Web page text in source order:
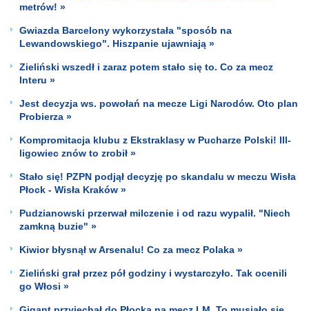
metrów! »
Gwiazda Barcelony wykorzystała "sposób na
Lewandowskiego". Hiszpanie ujawniają »
Zieliński wszedł i zaraz potem stało się to. Co za mecz
Interu »
Jest decyzja ws. powołań na mecze Ligi Narodów. Oto plan
Probierza »
Kompromitacja klubu z Ekstraklasy w Pucharze Polski! III-
ligowiec znów to zrobił »
Stało się! PZPN podjął decyzję po skandalu w meczu Wisła
Płock - Wisła Kraków »
Pudzianowski przerwał milczenie i od razu wypalił. "Niech
zamkną buzie" »
Kiwior błysnął w Arsenalu! Co za mecz Polaka »
Zieliński grał przez pół godziny i wystarczyło. Tak ocenili
go Włosi »